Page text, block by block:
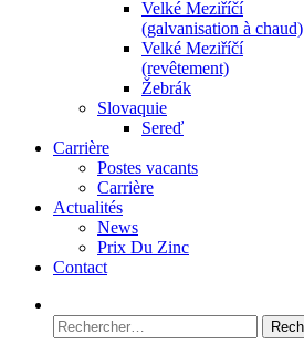
Velké Meziříčí
(galvanisation à chaud)
Velké Meziříčí
(revêtement)
Žebrák
Slovaquie
Sereď
Carrière
Postes vacants
Carrière
Actualités
News
Prix Du Zinc
Contact
Rechercher :